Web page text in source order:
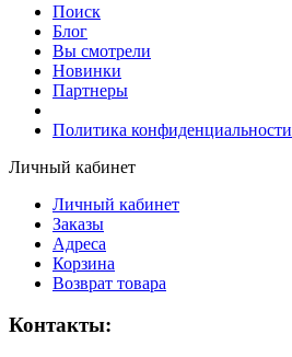
Поиск
Блог
Вы смотрели
Новинки
Партнеры
Политика конфиденциальности
Личный кабинет
Личный кабинет
Заказы
Адреса
Корзина
Возврат товара
Контакты: